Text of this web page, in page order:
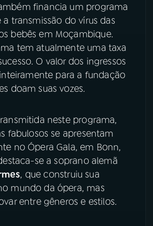
MEC
MEC
Facebook
financia um programa
transmissão do vírus das
bebês em Moçambique.
tem atualmente uma taxa
O valor dos ingressos
para a fundação
doam suas vozes.
neste programa,
fabulosos se apresentam
no Ópera Gala, em Bonn,
se a soprano alemã
, que construiu sua
mundo da ópera, mas
entre gêneros e estilos.